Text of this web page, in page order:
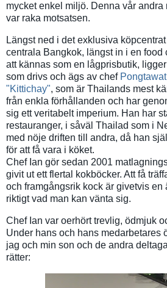
mycket enkel miljö. Denna vår
var raka motsatsen.
Längst ned i det exklusiva
centrala Bangkok, längst in i en food
att kännas som en lågprisbutik, ligger
som drivs och ägs av chef
"Kittichay", som är Thailands mest
från enkla förhållanden och har
sig ett veritabelt imperium. Han har
restauranger, i såväl Thailad som i
med nöje driften till andra, då han
för att få vara i köket.
Chef Ian gör sedan 2001
givit ut ett flertal kokböcker. Att få
och framgångsrik kock är givetvis en
riktigt vad man kan vänta sig.
Chef Ian var oerhört trevlig, ödmjuk
Under hans och hans medarbetares
jag och min son och de andra
rätter: